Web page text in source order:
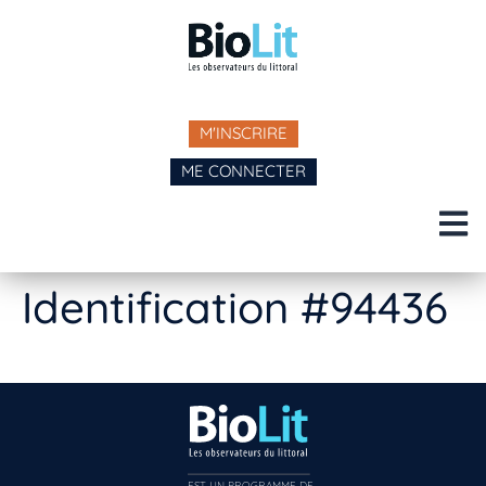
M'INSCRIRE
ME CONNECTER
Identification #94436